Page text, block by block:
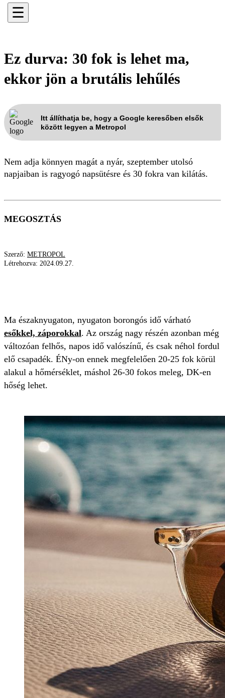
☰
Ez durva: 30 fok is lehet ma,
ekkor jön a brutális lehűlés
Itt állíthatja be, hogy a Google keresőben elsők
között legyen a Metropol
Nem adja könnyen magát a nyár, szeptember utolsó
napjaiban is ragyogó napsütésre és 30 fokra van kilátás.
MEGOSZTÁS
Szerző: METROPOL
Létrehozva: 2024.09.27.
Ma északnyugaton, nyugaton borongós idő várható
esőkkel, záporokkal. Az ország nagy részén azonban még
változóan felhős, napos idő valószínű, és csak néhol fordul
elő csapadék. ÉNy-on ennek megfelelően 20-25 fok körül
alakul a hőmérséklet, máshol 26-30 fokos meleg, DK-en
hőség lehet.